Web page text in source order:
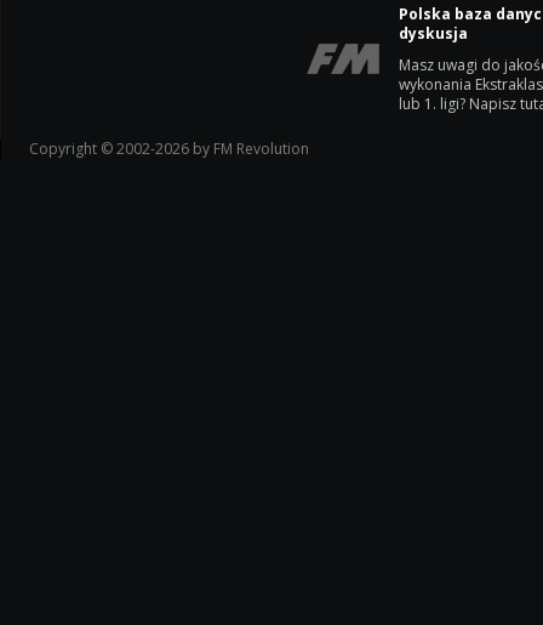
Polska baza
dyskusja
Masz uwagi do
wykonania
lub 1. ligi? Napisz
Copyright © 2002-2026 by FM Revolution